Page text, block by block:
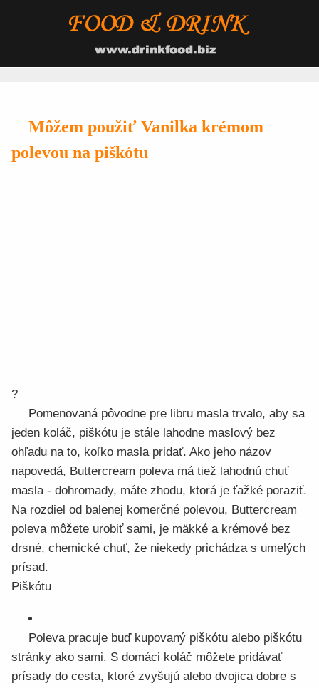
Môžem použiť Vanilka krémom
polevou na piškótu
?
Pomenovaná pôvodne pre libru masla trvalo, aby sa
jeden koláč, piškótu je stále lahodne maslový bez
ohľadu na to, koľko masla pridať. Ako jeho názov
napovedá, Buttercream poleva má tiež lahodnú chuť
masla - dohromady, máte zhodu, ktorá je ťažké poraziť.
Na rozdiel od balenej komerčné polevou, Buttercream
poleva môžete urobiť sami, je mäkké a krémové bez
drsné, chemické chuť, že niekedy prichádza s umelých
prísad.
Piškótu
Poleva pracuje buď kupovaný piškótu alebo piškótu
stránky ako sami. S domáci koláč môžete pridávať
prísady do cesta, ktoré zvyšujú alebo dvojica dobre s